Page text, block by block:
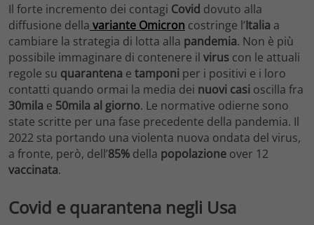
Il forte incremento dei contagi Covid dovuto alla
diffusione della variante Omicron costringe l’Italia a
cambiare la strategia di lotta alla pandemia. Non è più
possibile immaginare di contenere il virus con le attuali
regole su quarantena e tamponi per i positivi e i loro
contatti quando ormai la media dei nuovi casi oscilla fra
30mila e 50mila al giorno. Le normative odierne sono
state scritte per una fase precedente della pandemia. Il
2022 sta portando una violenta nuova ondata del virus,
a fronte, però, dell’85% della popolazione over 12
vaccinata.
Covid e quarantena negli Usa